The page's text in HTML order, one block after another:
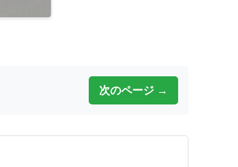
次のページ →